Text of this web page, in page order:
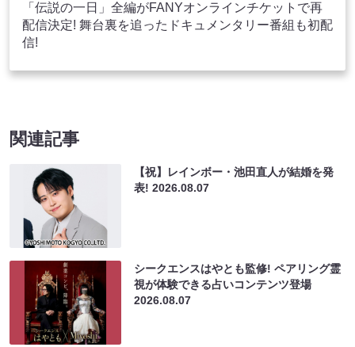
「伝説の一日」全編がFANYオンラインチケットで再
配信決定! 舞台裏を追ったドキュメンタリー番組も初配
信!
関連記事
【祝】レインボー・池田直人が結婚を発
表!2026.08.07
シークエンスはやとも監修! ペアリング霊
視が体験できる占いコンテンツ登場
2026.08.07